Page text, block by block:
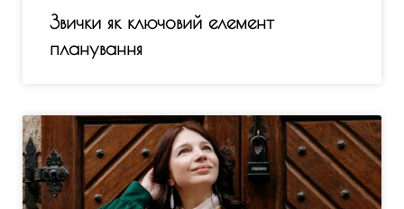
Звички як ключовий елемент
планування